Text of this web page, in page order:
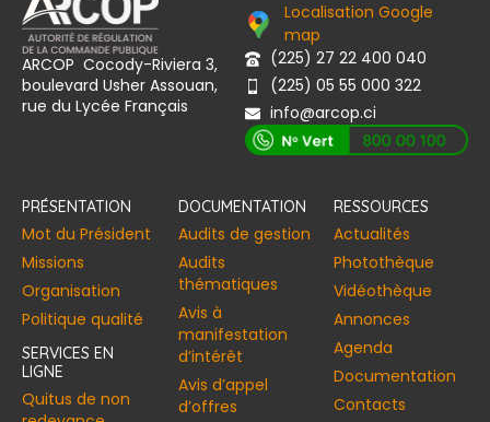
ARCOP Cocody-Riviera 3,
boulevard Usher Assouan,
rue du Lycée Français
Localisation Google
map
(225) 27 22 400 040
(225) 05 55 000 322
info@arcop.ci
PRÉSENTATION
Mot du Président
Missions
Organisation
Politique qualité
SERVICES EN
LIGNE
Quitus de non
DOCUMENTATION
Audits de gestion
Audits
thématiques
Avis à
manifestation
d’intérêt
Avis d’appel
d’offres
RESSOURCES
Actualités
Photothèque
Vidéothèque
Annonces​
Agenda
Documentation
Contacts